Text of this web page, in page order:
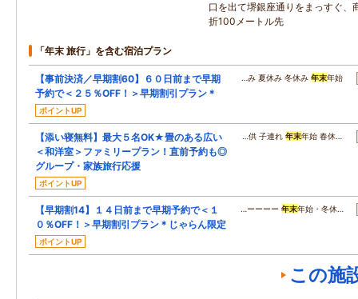
口を出て堺銀座通りをまっすぐ、
折100メートル先
「年末 旅行」を含む宿泊プラン
【事前決済／早期割60】６０日前まで早期
予約で＜２５％OFF！＞早期割引プラン＊
ポイントUP
…み 夏休み 冬休み年末年始
【添い寝無料】最大５名OK★畳のある広い
＜和洋室＞ファミリープラン！直前予約も◎
グループ・家族旅行応援
ポイントUP
…供 子連れ年末年始 春休…
【早期割14】１４日前まで早期予約で＜１
０％OFF！＞早期割引プラン＊じゃらん限定
ポイントUP
…ーーーー年末年始・冬休…
この施